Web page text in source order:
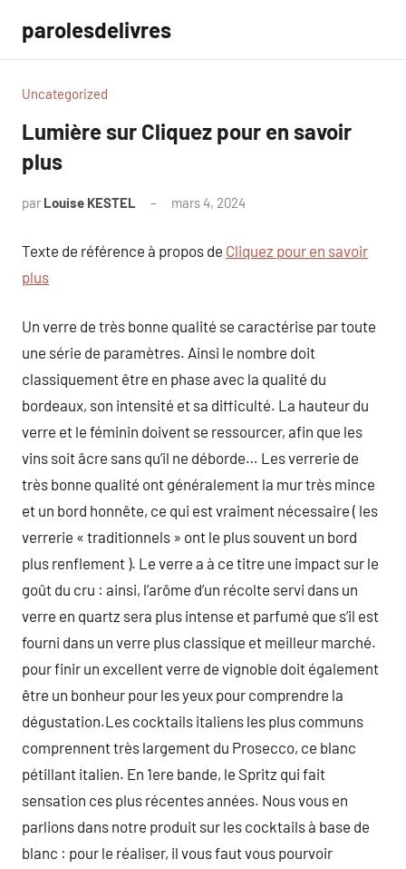
contenu
parolesdelivres
Uncategorized
Lumière sur Cliquez pour en savoir
plus
par Louise KESTEL mars 4, 2024
Texte de référence à propos de Cliquez pour en savoir
plus
Un verre de très bonne qualité se caractérise par toute
une série de paramètres. Ainsi le nombre doit
classiquement être en phase avec la qualité du
bordeaux, son intensité et sa difficulté. La hauteur du
verre et le féminin doivent se ressourcer, afin que les
vins soit âcre sans qu’il ne déborde… Les verrerie de
très bonne qualité ont généralement la mur très mince
et un bord honnête, ce qui est vraiment nécessaire ( les
verrerie « traditionnels » ont le plus souvent un bord
plus renflement ). Le verre a à ce titre une impact sur le
goût du cru : ainsi, l’arôme d’un récolte servi dans un
verre en quartz sera plus intense et parfumé que s’il est
fourni dans un verre plus classique et meilleur marché.
pour finir un excellent verre de vignoble doit également
être un bonheur pour les yeux pour comprendre la
dégustation.Les cocktails italiens les plus communs
comprennent très largement du Prosecco, ce blanc
pétillant italien. En 1ere bande, le Spritz qui fait
sensation ces plus récentes années. Nous vous en
parlions dans notre produit sur les cocktails à base de
blanc : pour le réaliser, il vous faut vous pourvoir